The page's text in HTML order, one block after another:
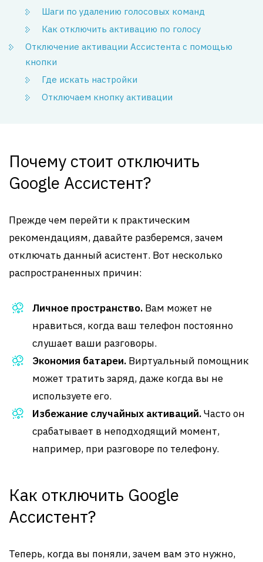
Шаги по удалению голосовых команд
Как отключить активацию по голосу
Отключение активации Ассистента с помощью
кнопки
Где искать настройки
Отключаем кнопку активации
Почему стоит отключить
Google Ассистент?
Прежде чем перейти к практическим
рекомендациям, давайте разберемся, зачем
отключать данный асистент. Вот несколько
распространенных причин:
Личное пространство. Вам может не
нравиться, когда ваш телефон постоянно
слушает ваши разговоры.
Экономия батареи. Виртуальный помощник
может тратить заряд, даже когда вы не
используете его.
Избежание случайных активаций.Часто он
срабатывает в неподходящий момент,
например, при разговоре по телефону.
Как отключить Google
Ассистент?
Теперь, когда вы поняли, зачем вам это нужно,